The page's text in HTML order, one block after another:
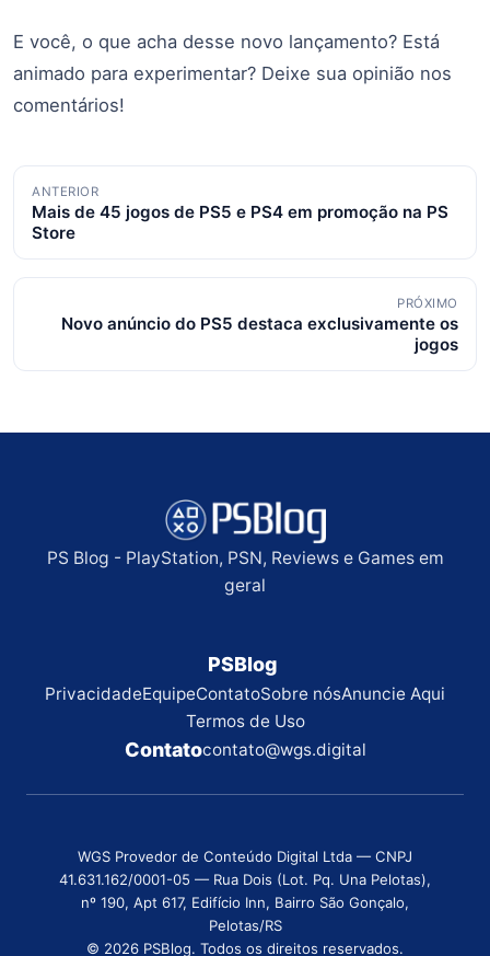
E você, o que acha desse novo lançamento? Está
animado para experimentar? Deixe sua opinião nos
comentários!
Navegação
de
posts
ANTERIOR
Mais de 45 jogos de PS5 e PS4 em promoção na PS
Store
PRÓXIMO
Novo anúncio do PS5 destaca exclusivamente os
jogos
PS Blog - PlayStation, PSN, Reviews e Games em
geral
PSBlog
PrivacidadeEquipeContatoSobre nósAnuncie Aqui
Termos de Uso
Contatocontato@wgs.digital
WGS Provedor de Conteúdo Digital Ltda — CNPJ
41.631.162/0001-05 — Rua Dois (Lot. Pq. Una Pelotas),
nº 190, Apt 617, Edifício Inn, Bairro São Gonçalo,
Pelotas/RS
© 2026 PSBlog. Todos os direitos reservados.